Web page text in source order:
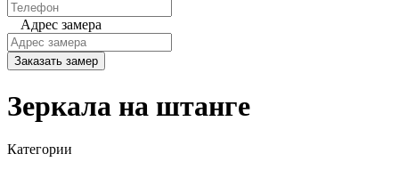
Адрес замера
Заказать замер
Зеркала на штанге
Категории